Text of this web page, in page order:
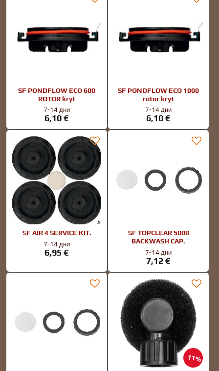
SF PONDFLOW ECO 600
ROTOR kryt
7-14 дни
6,10 €
SF PONDFLOW ECO 1000
rotor kryt
7-14 дни
6,10 €
SF AIR 4 SERVICE KIT.
7-14 дни
6,95 €
SF TOPCLEAR 5000
BACKWASH CAP.
7-14 дни
7,12 €
11%